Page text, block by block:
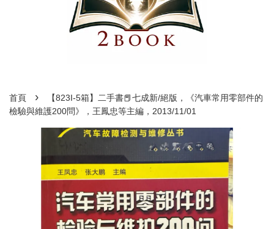
首頁 ›
【823I-5箱】二手書📕七成新/絕版，《汽車常用零部件的
檢驗與維護200問》，王鳳忠等主編，2013/11/01